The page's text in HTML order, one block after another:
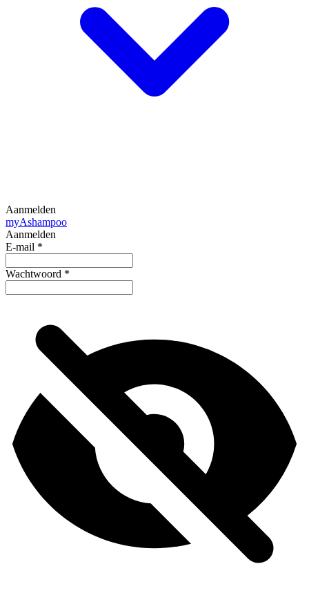
Aanmelden
myAshampoo
Aanmelden
E-mail *
Wachtwoord *